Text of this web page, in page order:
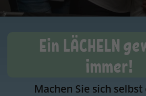
Ein LÄCHELN
immer!
Machen Sie sich